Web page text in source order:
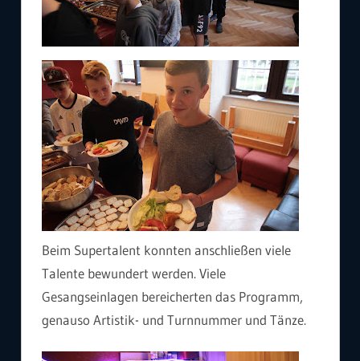
Beim Supertalent konnten anschließen viele
Talente bewundert werden. Viele
Gesangseinlagen bereicherten das Programm,
genauso Artistik- und Turnnummer und Tänze.